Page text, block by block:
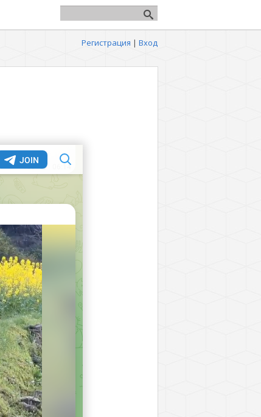
Регистрация | Вход